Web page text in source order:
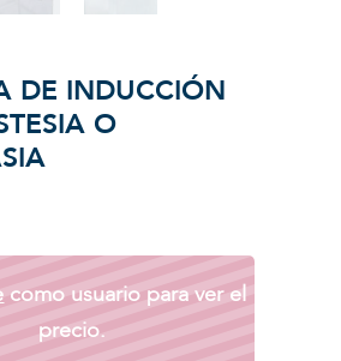
DE INDUCCIÓN
O
como usuario para ver el
precio.